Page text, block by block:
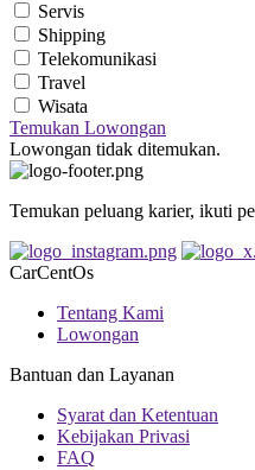
Servis
Shipping
Telekomunikasi
Travel
Wisata
Temukan Lowongan
Lowongan tidak ditemukan.
Temukan peluang karier, ikuti
CarCentOs
Tentang Kami
Lowongan
Bantuan dan Layanan
Syarat dan Ketentuan
Kebijakan Privasi
FAQ